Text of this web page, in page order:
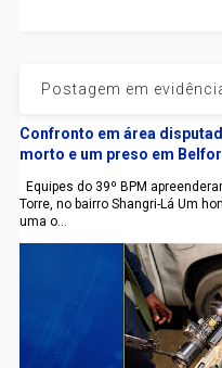
Postagem em
Confronto em área
morto e um preso em
Equipes do 39º BPM
Torre, no bairro Shangri-Lá Um
uma o...